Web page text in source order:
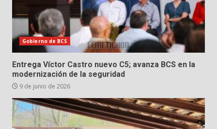
Gobierno de BCS
Entrega Víctor Castro nuevo C5; avanza BCS en la
modernización de la seguridad
9 de junio de 2026